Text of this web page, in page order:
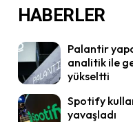
HABERLER
Palantir
analitik ile
yükseltti
Spotify
yavaşladı